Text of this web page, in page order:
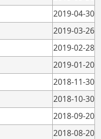
府网站标识
展中心 邮
号 法律声明